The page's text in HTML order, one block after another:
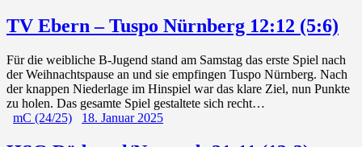
TV Ebern – Tuspo Nürnberg 12:12 (5:6)
Für die weibliche B-Jugend stand am Samstag das erste Spiel nach
der Weihnachtspause an und sie empfingen Tuspo Nürnberg. Nach
der knappen Niederlage im Hinspiel war das klare Ziel, nun Punkte
zu holen. Das gesamte Spiel gestaltete sich recht…
mC (24/25)
18. Januar 2025